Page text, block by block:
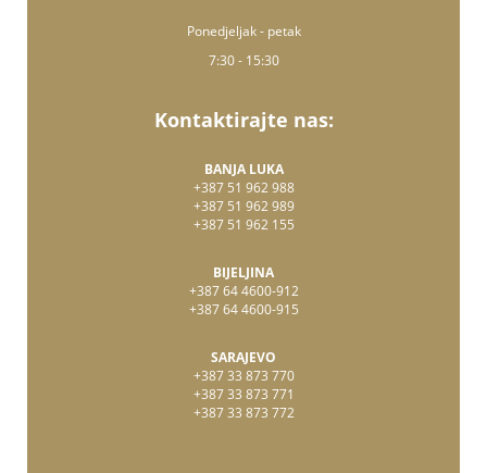
Ponedjeljak - petak
7:30 - 15:30
Kontaktirajte nas:
BANJA LUKA
+387 51 962 988
+387 51 962 989
+387 51 962 155
BIJELJINA
+387 64 4600-912
+387 64 4600-915
SARAJEVO
+387 33 873 770
+387 33 873 771
+387 33 873 772